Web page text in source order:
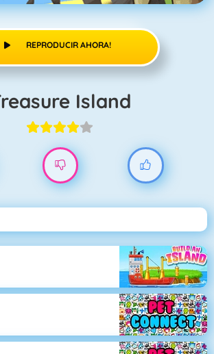
REPRODUCIR AHORA!
Treasure Island